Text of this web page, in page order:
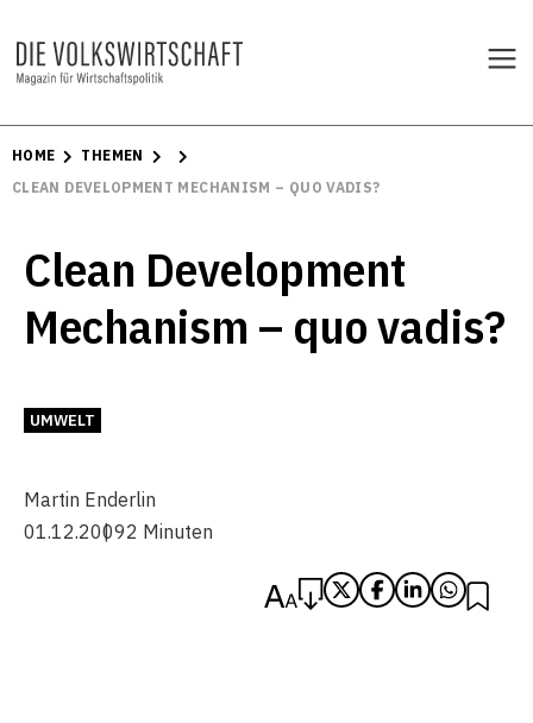
HOME
THEMEN
CLEAN DEVELOPMENT MECHANISM – QUO VADIS?
Clean Development
Mechanism – quo vadis?
UMWELT
Martin Enderlin
01.12.20092 Minuten